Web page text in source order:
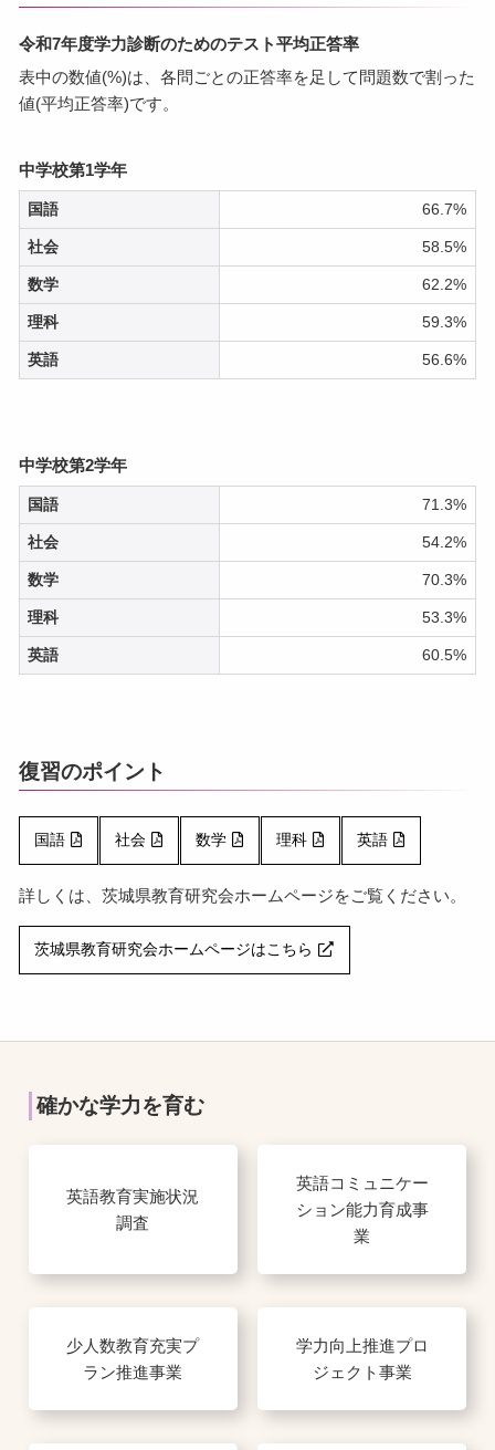
令和7年度学力診断のためのテスト平均正答率
表中の数値(%)は、各問ごとの正答率を足して問題数で割った
値(平均正答率)です。
中学校第1学年
国語 66.7%
社会 58.5%
数学 62.2%
理科 59.3%
英語 56.6%
中学校第2学年
国語 71.3%
社会 54.2%
数学 70.3%
理科 53.3%
英語 60.5%
復習のポイント
国語 社会 数学 理科 英語
詳しくは、茨城県教育研究会ホームページをご覧ください。
茨城県教育研究会ホームページはこちら
確かな学力を育む
英語教育実施状況
調査
英語コミュニケー
ション能力育成事
業
少人数教育充実プ
ラン推進事業
学力向上推進プロ
ジェクト事業